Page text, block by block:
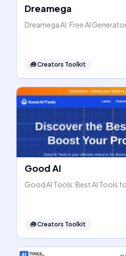
Dreamega
Dreamega AI: Free AI
🧰Creators Toolkit
Good AI
Good AI Tools: Best AI Tools
🧰Creators Toolkit